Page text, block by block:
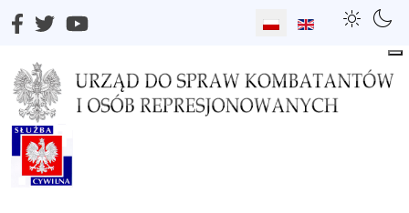
Wybierz swój język